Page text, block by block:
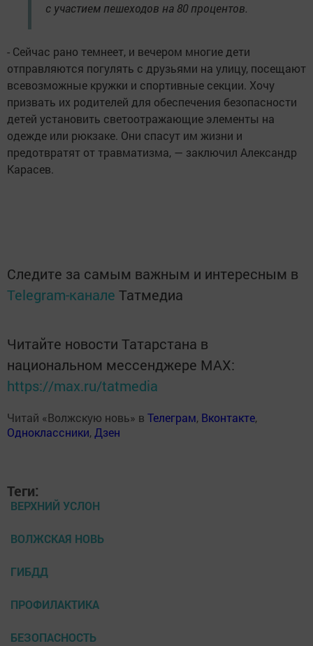
с участием пешеходов на 80 процентов.
- Сейчас рано темнеет, и вечером многие дети
отправляются погулять с друзьями на улицу, посещают
всевозможные кружки и спортивные секции. Хочу
призвать их родителей для обеспечения безопасности
детей установить светоотражающие элементы на
одежде или рюкзаке. Они спасут им жизни и
предотвратят от травматизма, — заключил Александр
Карасев.
Следите за самым важным и интересным в
Telegram-канале Татмедиа
Читайте новости Татарстана в
национальном мессенджере MАХ:
https://max.ru/tatmedia
Читай «Волжскую новь» в Телеграм, Вконтакте,
Одноклассники,Дзен
Теги:
ВЕРХНИЙ УСЛОН
ВОЛЖСКАЯ НОВЬ
ГИБДД
ПРОФИЛАКТИКА
БЕЗОПАСНОСТЬ